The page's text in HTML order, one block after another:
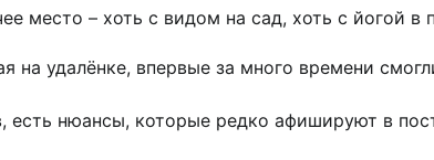
место – хоть с видом на сад, хоть с йогой в
удалёнке, впервые за много времени
есть нюансы, которые редко афишируют в